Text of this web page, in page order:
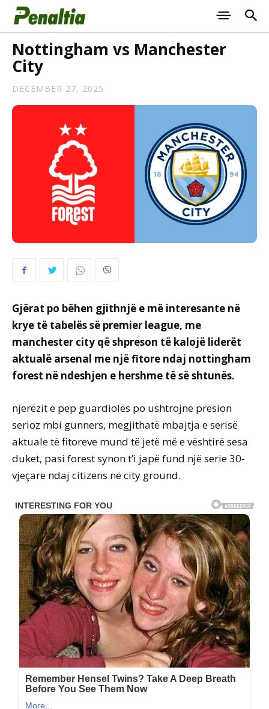
Nottingham vs Manchester
City
DECEMBER 27, 2025
Gjërat po bëhen gjithnjë e më interesante në
krye të tabelës së premier league, me
manchester city që shpreson të kalojë liderët
aktualë arsenal me një fitore ndaj nottingham
forest në ndeshjen e hershme të së shtunës.
njerëzit e pep guardiolës po ushtrojnë presion
serioz mbi gunners, megjithatë mbajtja e serisë
aktuale të fitoreve mund të jetë më e vështirë sesa
duket, pasi forest synon t’i japë fund një serie 30-
vjeçare ndaj citizens në city ground.